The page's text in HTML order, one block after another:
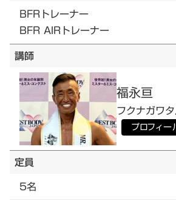
BFRトレーナー
BFR AIRトレーナー
講師
福永亘
フクナガワ
プロフィー
定員
5名